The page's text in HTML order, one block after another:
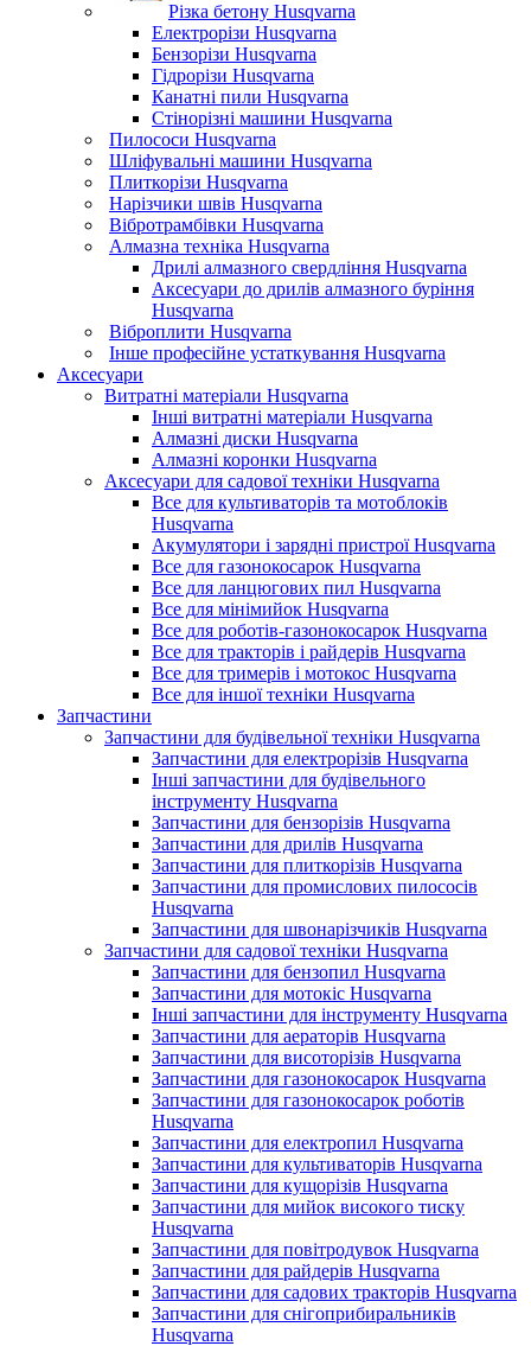
Різка бетону Husqvarna
Електрорізи Husqvarna
Бензорізи Husqvarna
Гідрорізи Husqvarna
Канатні пили Husqvarna
Стінорізні машини Husqvarna
Пилососи Husqvarna
Шліфувальні машини Husqvarna
Плиткорізи Husqvarna
Нарізчики швів Husqvarna
Вібротрамбівки Husqvarna
Алмазна техніка Husqvarna
Дрилі алмазного свердління Husqvarna
Аксесуари до дрилів алмазного буріння
Husqvarna
Віброплити Husqvarna
Інше професійне устаткування Husqvarna
Аксесуари
Витратні матеріали Husqvarna
Інші витратні матеріали Husqvarna
Алмазні диски Husqvarna
Алмазні коронки Husqvarna
Аксесуари для садової техніки Husqvarna
Все для культиваторів та мотоблоків
Husqvarna
Акумулятори і зарядні пристрої Husqvarna
Все для газонокосарок Husqvarna
Все для ланцюгових пил Husqvarna
Все для мінімийок Husqvarna
Все для роботів-газонокосарок Husqvarna
Все для тракторів і райдерів Husqvarna
Все для тримерів і мотокос Husqvarna
Все для іншої техніки Husqvarna
Запчастини
Запчастини для будівельної техніки Husqvarna
Запчастини для електрорізів Husqvarna
Інші запчастини для будівельного
інструменту Husqvarna
Запчастини для бензорізів Husqvarna
Запчастини для дрилів Husqvarna
Запчастини для плиткорізів Husqvarna
Запчастини для промислових пилососів
Husqvarna
Запчастини для швонарізчиків Husqvarna
Запчастини для садової техніки Husqvarna
Запчастини для бензопил Husqvarna
Запчастини для мотокіс Husqvarna
Інші запчастини для інструменту Husqvarna
Запчастини для аераторів Husqvarna
Запчастини для висоторізів Husqvarna
Запчастини для газонокосарок Husqvarna
Запчастини для газонокосарок роботів
Husqvarna
Запчастини для електропил Husqvarna
Запчастини для культиваторів Husqvarna
Запчастини для кущорізів Husqvarna
Запчастини для мийок високого тиску
Husqvarna
Запчастини для повітродувок Husqvarna
Запчастини для райдерів Husqvarna
Запчастини для садових тракторів Husqvarna
Запчастини для снігоприбиральників
Husqvarna